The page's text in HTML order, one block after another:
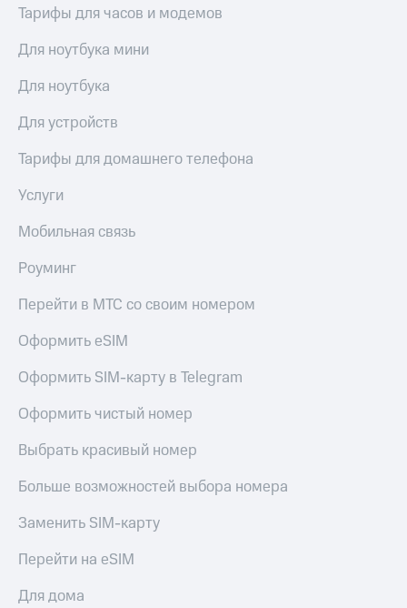
акций
Рынок
облигаций
Описание
Еврооблигации-2023
Уведомление
погашении
развитие
На главную
Тарифы для часов и модемов
Для ноутбука мини
Для ноутбука
Для устройств
Тарифы для домашнего телефона
Услуги
Мобильная связь
Роуминг
Перейти в МТС со своим номером
Оформить eSIM
Оформить SIM-карту в Telegram
Оформить чистый номер
Выбрать красивый номер
Больше возможностей выбора номера
Заменить SIM-карту
Перейти на eSIM
Для дома